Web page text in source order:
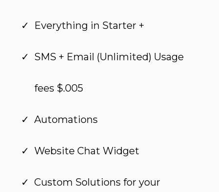
Everything in Starter +
SMS + Email (Unlimited) Usage
fees $.005
Automations
Website Chat Widget
Custom Solutions for your